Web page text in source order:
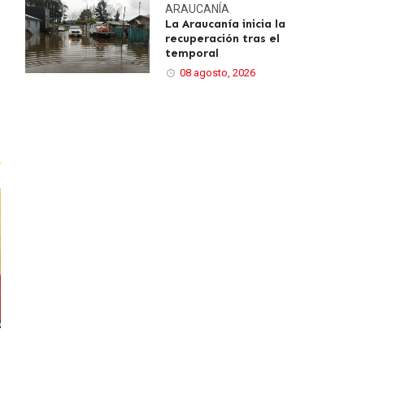
ARAUCANÍA
La Araucanía inicia la
recuperación tras el
temporal
08 agosto, 2026